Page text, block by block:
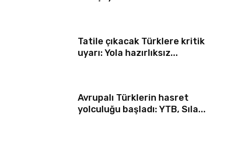
Tatile çıkacak Türklere kritik
uyarı: Yola hazırlıksız...
Avrupalı Türklerin hasret
yolculuğu başladı: YTB, Sıla...